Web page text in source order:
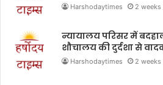
Harshodaytimes 2 weeks
न्यायालय परिसर में
शौचालय की दुर्दशा से
Harshodaytimes 2 weeks